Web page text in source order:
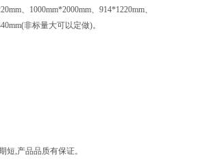
、1000mm*2000mm、914*1220mm、
非标量大可以定做)。
,产品品质有保证。